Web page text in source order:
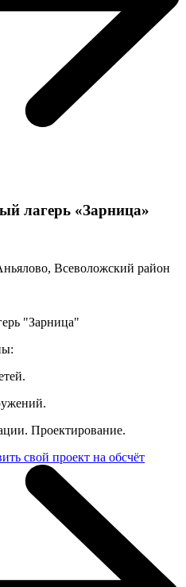
лагерь «Зарница»
Всеволожский район
"Зарница"
Проектирование.
свой проект на обсчёт